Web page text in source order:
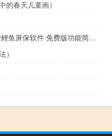
的春天儿童画）
荷塘鲤鱼屏保软件 免费版（荷塘鲤鱼屏保软件 免费版功能简介）
）